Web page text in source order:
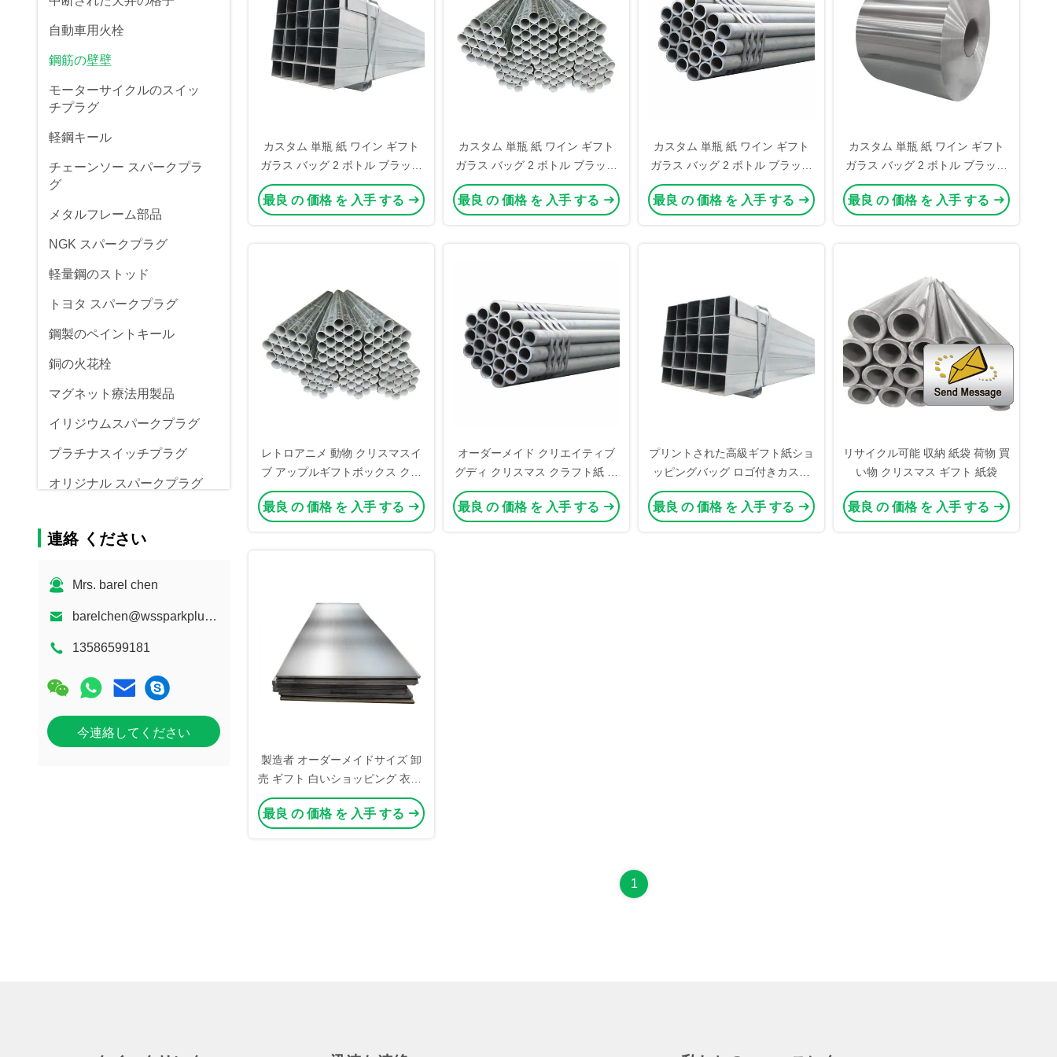
自動車用火栓
鋼筋の壁壁
モーターサイクルのスイッ
チプラグ
軽鋼キール
チェーンソー スパークプラ
グ
メタルフレーム部品
NGK スパークプラグ
軽量鋼のストッド
トヨタ スパークプラグ
鋼製のペイントキール
銅の火花栓
マグネット療法用製品
イリジウムスパークプラグ
プラチナスイッチプラグ
オリジナル スパークプラグ
スパークプラグ
連絡 ください
Mrs. barel chen
barelchen@wssparkplug.com
13586599181
今連絡してください
カスタム 単瓶 紙 ワイン ギフト
ガラス バッグ 2 ボトル ブラック
ワイン トート キャリー バッグ
最良 の 価格 を 入手 する
カスタム 単瓶 紙 ワイン ギフト
ガラス バッグ 2 ボトル ブラック
ワイン トート キャリー バッグ
最良 の 価格 を 入手 する
カスタム 単瓶 紙 ワイン ギフト
ガラス バッグ 2 ボトル ブラック
ワイン トート キャリー バッグ
最良 の 価格 を 入手 する
カスタム 単瓶 紙 ワイン ギフト
ガラス バッグ 2 ボトル ブラック
ワイン トート キャリー バッグ
最良 の 価格 を 入手 する
レトロアニメ 動物 クリスマスイ
ブ アップルギフトボックス クリ
スマスギフト 小物 ギフトオーナ
メント トートバッグ 梱包ボック
最良 の 価格 を 入手 する
オーダーメイド クリエイティブ
グディ クリスマス クラフト紙 ギ
フト バッグ Xmas デコレーショ
ンパーティのための自分のロゴ
最良 の 価格 を 入手 する
プリントされた高級ギフト紙ショ
ッピングバッグ ロゴ付きカスタ
ムショッピング紙バッグ
最良 の 価格 を 入手 する
リサイクル可能 収納 紙袋 荷物 買
い物 クリスマス ギフト 紙袋
最良 の 価格 を 入手 する
製造者 オーダーメイドサイズ 卸
売 ギフト 白いショッピング 衣装/
衣装のロゴ付きクラフトアート紙
袋
最良 の 価格 を 入手 する
1